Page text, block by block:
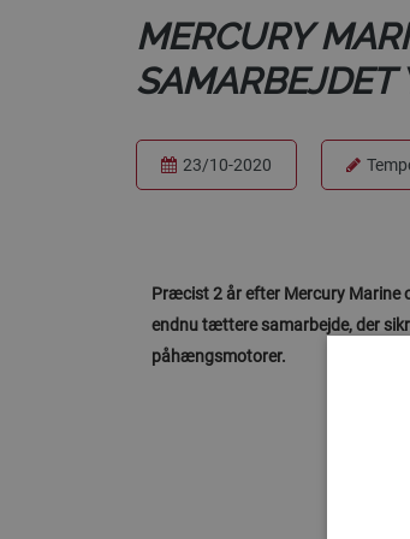
MERCURY
SAMARBEJDET
23/10-2020
Præcist 2 år efter Mercury Marine
endnu tættere samarbejde, der
påhængsmotorer.